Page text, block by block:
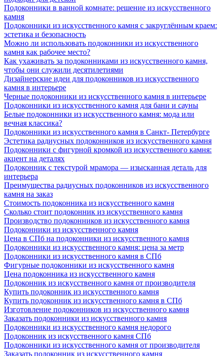
Подоконники в ванной комнате: решение из искусственного
камня
Подоконники из искусственного камня с закруглённым краем:
эстетика и безопасность
Можно ли использовать подоконники из искусственного
камня как рабочее место?
Как ухаживать за подоконниками из искусственного камня,
чтобы они служили десятилетиями
Дизайнерские идеи для подоконников из искусственного
камня в интерьере
Черные подоконники из искусственного камня в интерьере
Подоконники из искусственного камня для бани и сауны
Белые подоконники из искусственного камня: мода или
вечная классика?
Подоконники из искусственного камня в Санкт- Петербурге
Эстетика радиусных подоконников из искусственного камня
Подоконники с фигурной кромкой из искусственного камня:
акцент на деталях
Подоконник с текстурой мрамора — изысканная деталь для
интерьера
Преимущества радиусных подоконников из искусственного
камня на заказ
Стоимость подоконника из искусственного камня
Сколько стоит подоконник из искусственного камня
Производство подоконников из искусственного камня
Подоконники из искусственного камня
Цена в СПб на подоконники из искусственного камня
Подоконники из искусственного камня: цена за метр
Подоконники из искусственного камня в СПб
Фигурные подоконники из искусственного камня
Цена подоконника из искусственного камня
Подоконник из искусственного камня от производителя
Купить подоконник из искусственного камня
Купить подоконник из искусственного камня в СПб
Изготовление подоконников из искусственного камня
Заказать подоконники из искусственного камня
Подоконники из искусственного камня недорого
Подоконник из искусственного камня СПб
Подоконники из искусственного камня от производителя
Заказать подоконник из искусственного камня